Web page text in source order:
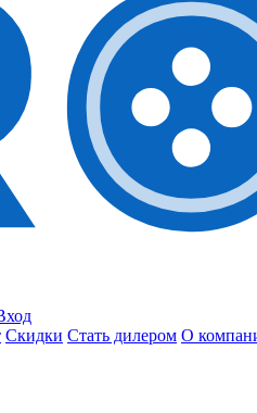
Скидки Стать дилером О